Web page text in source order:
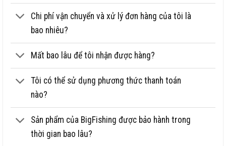
Chi phí vận chuyển và xử lý đơn hàng của tôi là
bao nhiêu?
Mất bao lâu để tôi nhận được hàng?
Tôi có thể sử dụng phương thức thanh toán
nào?
Sản phẩm của BigFishing được bảo hành trong
thời gian bao lâu?